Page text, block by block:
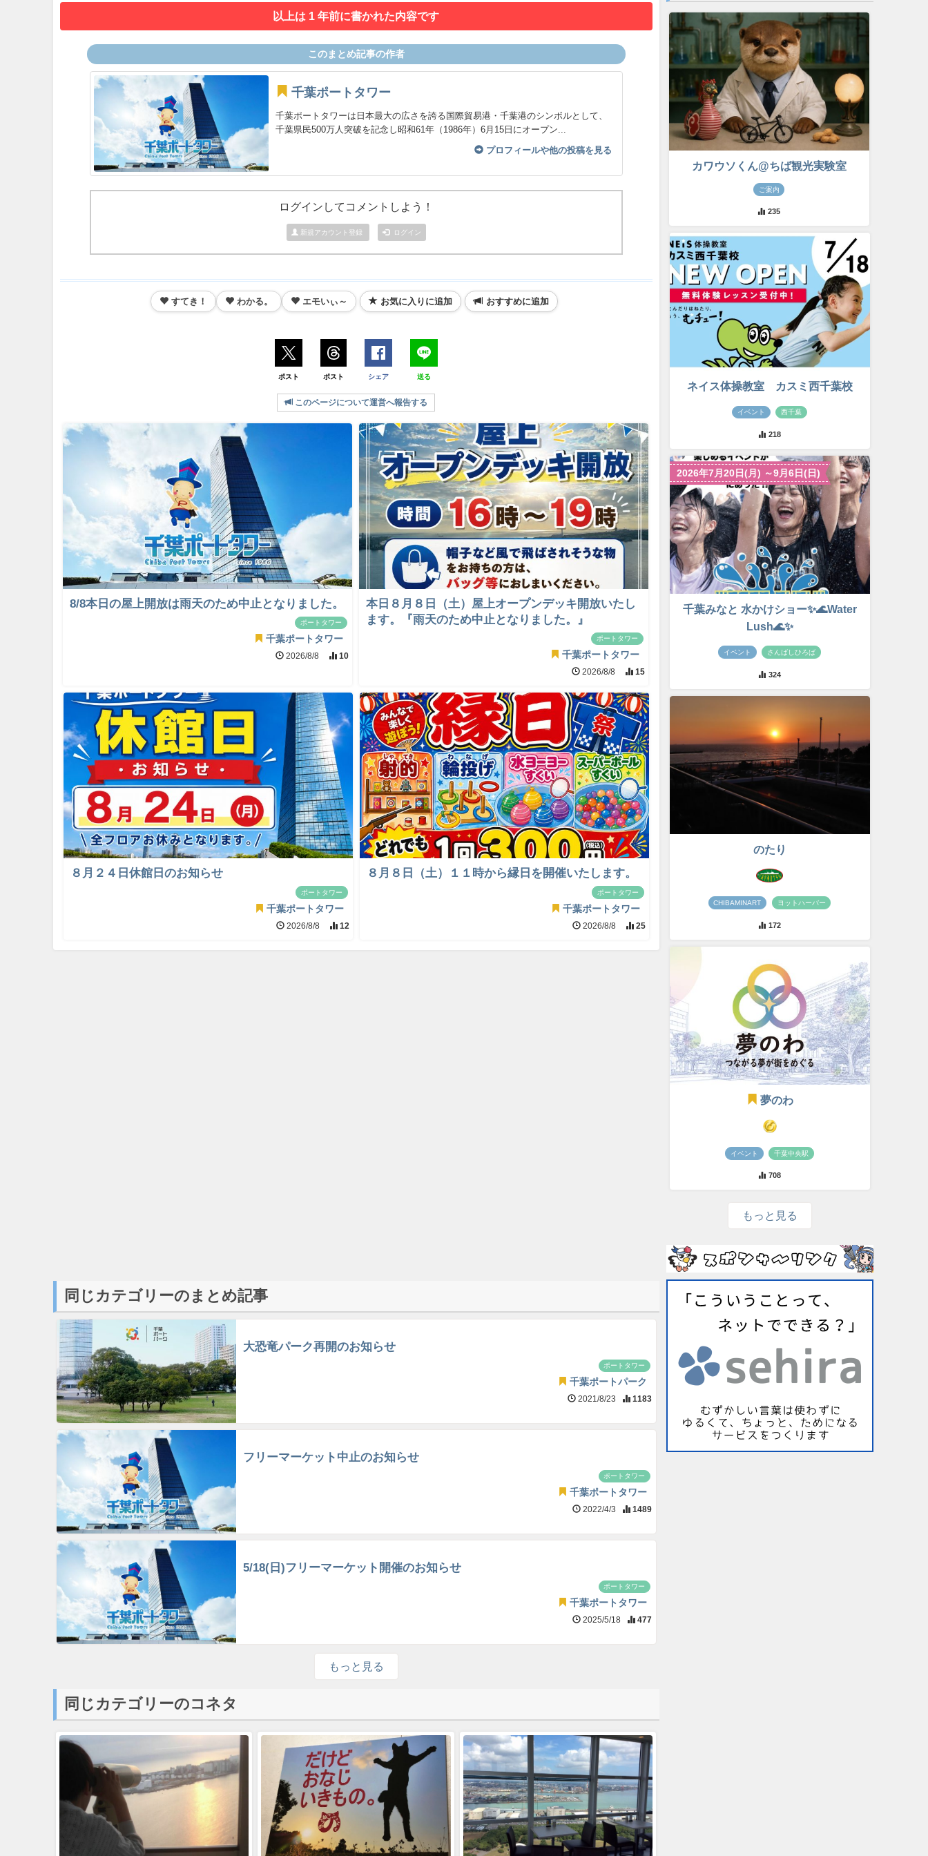
以上は 1 年前に書かれた内容です
このまとめ記事の作者
千葉ポートタワー
千葉ポートタワーは日本最大の広さを誇る国際貿易港・千葉港のシンボルとして、
千葉県民500万人突破を記念し昭和61年（1986年）6月15日にオープン...
プロフィールや他の投稿を見る
ログインしてコメントしよう！
新規アカウント登録 ログイン
すてき！ わかる。 エモいぃ～ お気に入りに追加 おすすめに追加
ポスト ポスト シェア 送る
このページについて運営へ報告する
8/8本日の屋上開放は雨天のため中止となりました。
ポートタワー
千葉ポートタワー
2026/8/8 10
本日８月８日（土）屋上オープンデッキ開放いたし
ます。『雨天のため中止となりました。』
ポートタワー
千葉ポートタワー
2026/8/8 15
８月２４日休館日のお知らせ
ポートタワー
千葉ポートタワー
2026/8/8 12
８月８日（土）１１時から縁日を開催いたします。
ポートタワー
千葉ポートタワー
2026/8/8 25
同じカテゴリーのまとめ記事
大恐竜パーク再開のお知らせ
ポートタワー
千葉ポートパーク
2021/8/23 1183
フリーマーケット中止のお知らせ
ポートタワー
千葉ポートタワー
2022/4/3 1489
5/18(日)フリーマーケット開催のお知らせ
ポートタワー
千葉ポートタワー
2025/5/18 477
もっと見る
同じカテゴリーのコネタ
カワウソくん@ちば観光実験室
ご案内
235
ネイス体操教室 カスミ西千葉校
イベント 西千葉
218
2026年7月20日(月) ～9月6日(日)
千葉みなと 水かけショー✨🌊Water
Lush🌊✨
イベント さんばしひろば
324
のたり
CHIBAMINART ヨットハーバー
172
夢のわ
イベント 千葉中央駅
708
もっと見る